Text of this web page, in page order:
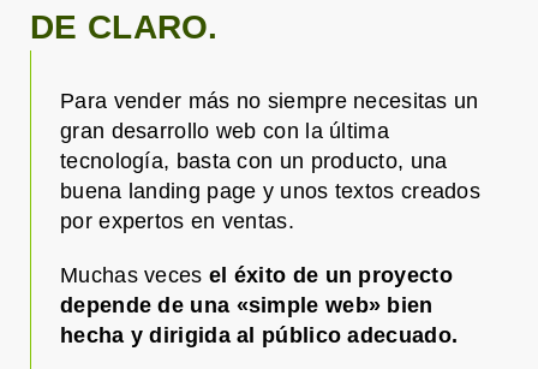
DE CLARO.
Para vender más no siempre necesitas un
gran desarrollo web con la última
tecnología, basta con un producto, una
buena landing page y unos textos creados
por expertos en ventas.
Muchas veces el éxito de un proyecto
depende de una «simple web» bien
hecha y dirigida al público adecuado.